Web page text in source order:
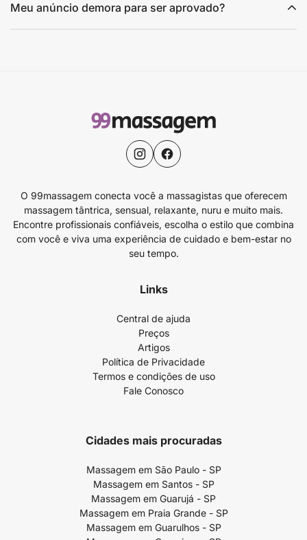
Meu anúncio demora para ser aprovado?
O 99massagem conecta você a massagistas que oferecem
massagem tântrica, sensual, relaxante, nuru e muito mais.
Encontre profissionais confiáveis, escolha o estilo que combina
com você e viva uma experiência de cuidado e bem-estar no
seu tempo.
Links
Central de ajuda
Preços
Artigos
Política de Privacidade
Termos e condições de uso
Fale Conosco
Cidades mais procuradas
Massagem em São Paulo - SP
Massagem em Santos - SP
Massagem em Guarujá - SP
Massagem em Praia Grande - SP
Massagem em Guarulhos - SP